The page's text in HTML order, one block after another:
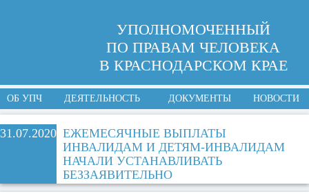
УПОЛНОМОЧЕННЫЙ
ПО ПРАВАМ ЧЕЛОВЕКА
В КРАСНОДАРСКОМ КРАЕ
ОБ УПЧ ДЕЯТЕЛЬНОСТЬ ДОКУМЕНТЫ НОВОСТИ
31.07.2020 ЕЖЕМЕСЯЧНЫЕ ВЫПЛАТЫ
ИНВАЛИДАМ И ДЕТЯМ-ИНВАЛИДАМ
НАЧАЛИ УСТАНАВЛИВАТЬ
БЕЗЗАЯВИТЕЛЬНО